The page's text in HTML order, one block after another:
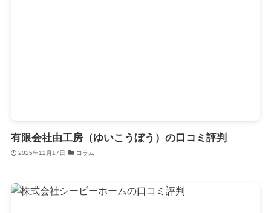
有限会社由工房（ゆいこうぼう）の口コミ評判
2025年12月17日 コラム